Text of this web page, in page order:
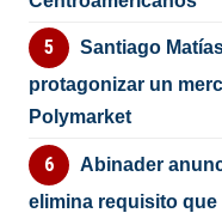
Santiago
protagonizar un
Polymarket
Abinader
elimina requisito